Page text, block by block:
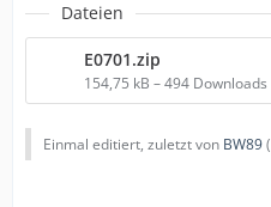
Dateien
E0701.zip
154,75 kB – 494 Downloads
Einmal editiert, zuletzt von BW89(